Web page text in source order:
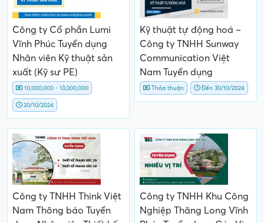
Công ty Cổ phần Lumi
Vĩnh Phúc Tuyển dụng
Nhân viên Kỹ thuật sản
xuất (Kỹ sư PE)
10,000,000 - 13,000,000
20/10/2024
Kỹ thuật tự động hoá –
Công ty TNHH Sunway
Communication Việt
Nam Tuyển dụng
Thỏa thuận Đến 30/10/2024
Công ty TNHH Think Việt
Nam Thông báo Tuyển
Công ty TNHH Khu Công
Nghiệp Thăng Long Vĩnh